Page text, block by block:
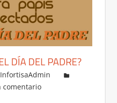
DÍA DEL PADRE?
InfortisaAdmin
comentario